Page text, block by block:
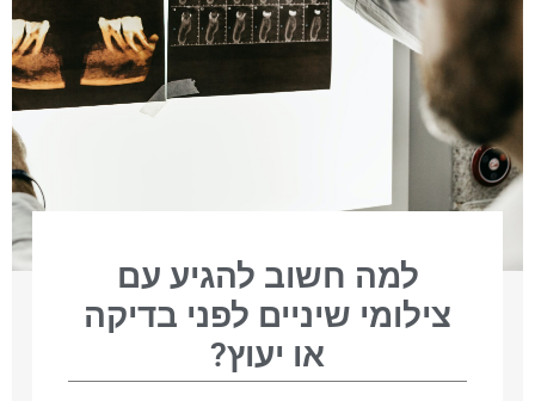
למה חשוב להגיע עם
צילומי שיניים לפני בדיקה
או יעוץ?